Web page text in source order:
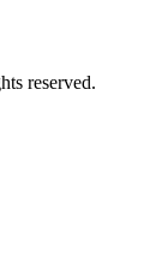
reserved.